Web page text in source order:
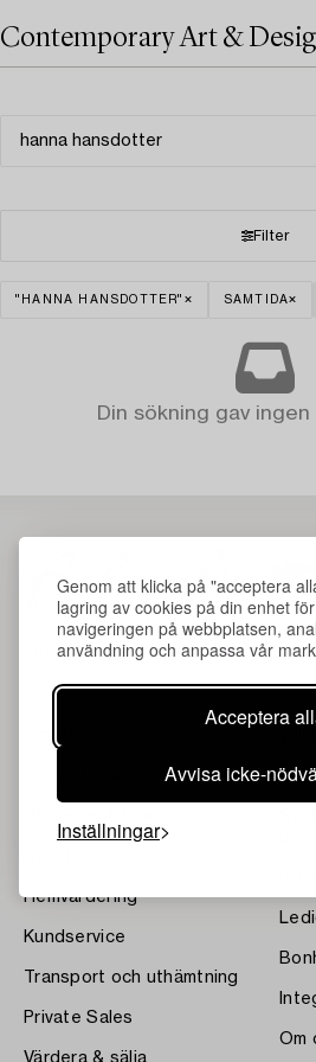
Genom att klicka på "acceptera
lagring av cookies på din enhet
navigeringen på webbplatsen,
användning och anpassa vår
Acceptera
Avvisa icke-
Inställningar
Contemporary Art &
Filter
"HANNA HANSDOTTER" SAMTIDA
Din sökning gav
Kontakta våra specialister
Hemvärdering
Kundservice
Transport och uthämtning
Private Sales
Värdera & sälja
Om